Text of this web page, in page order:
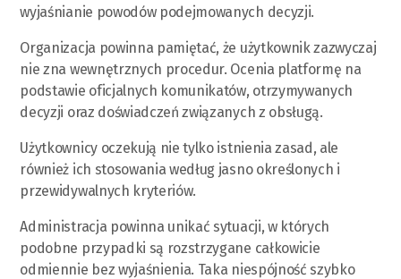
wyjaśnianie powodów podejmowanych decyzji.
Organizacja powinna pamiętać, że użytkownik zazwyczaj
nie zna wewnętrznych procedur. Ocenia platformę na
podstawie oficjalnych komunikatów, otrzymywanych
decyzji oraz doświadczeń związanych z obsługą.
Użytkownicy oczekują nie tylko istnienia zasad, ale
również ich stosowania według jasno określonych i
przewidywalnych kryteriów.
Administracja powinna unikać sytuacji, w których
podobne przypadki są rozstrzygane całkowicie
odmiennie bez wyjaśnienia. Taka niespójność szybko